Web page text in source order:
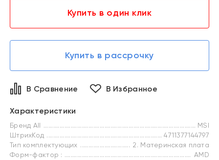
Купить в один клик
Купить в рассрочку
В Сравнение В Избранное
Характеристики
Бренд All
MSI
ШтрихКод
4711377144797
Тип комплектующих
2. Материнская плата
Форм-фактор :
AMD